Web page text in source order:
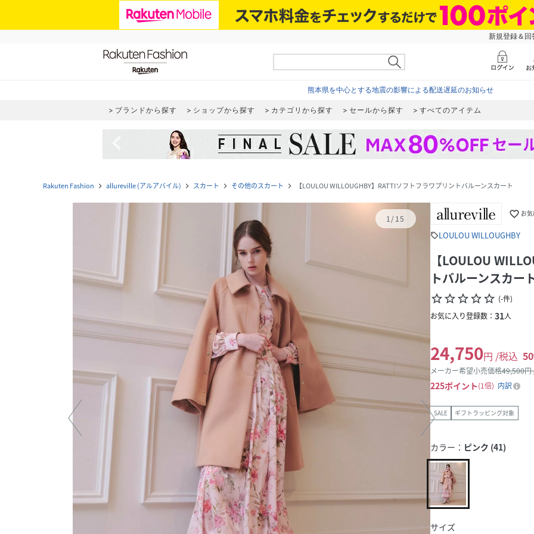
新規登録＆
熊本県を中心とする地震の影響による配送遅延のお知らせ
ブランドから探す ショップから探す カテゴリから探す セールから探す すべてのアイテム
Rakuten Fashion navigate_next allureville (アルアバイル) navigate_next スカート navigate_next その他のスカート navigate_next 【LOULOU WILLOUGHBY】RATTIソフトフラワプリントバルーンスカート
1/15 favorite_border お
sellLOULOU WILLOUGHBY
【LOULOU
トバルーンスカー
star_borderstar_borderstar_borderstar_borderstar_border (-件)
お気に入り登録数： 31人
24,750円 /税込 50
メーカー希望小売価格49,500円
225ポイント 1倍 内訳
SALE ギフトラッピング対象
カラー： ピンク (41)
サイズ